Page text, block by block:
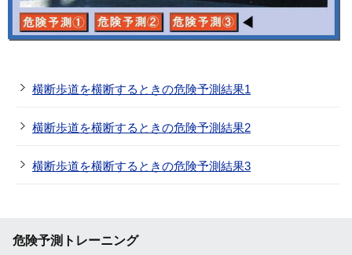
横断歩道を横断するときの危険予測結果1
横断歩道を横断するときの危険予測結果2
横断歩道を横断するときの危険予測結果3
危険予測トレーニング